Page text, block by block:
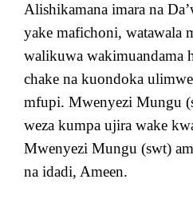
Alishikamana imara na
yake mafichoni, watawala
walikuwa wakimuandama
chake na kuondoka
mfupi. Mwenyezi Mungu
weza kumpa ujira wake
Mwenyezi Mungu (swt)
na idadi, Ameen.